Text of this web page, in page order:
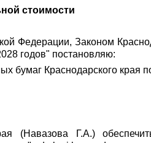
стоимости
Федерации, Законом
годов" постановляю:
бумаг Краснодарского края
(Навазова Г.А.)